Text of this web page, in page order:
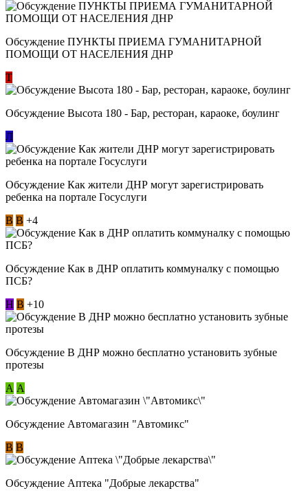
Обсуждение ​ПУНКТЫ ПРИЕМА ГУМАНИТАРНОЙ
ПОМОЩИ ОТ НАСЕЛЕНИЯ ДНР
Т
Обсуждение Высота 180 - Бар, ресторан, караоке, боулинг
Л
Обсуждение Как жители ДНР могут зарегистрировать
ребенка на портале Госуслуги
В В +4
Обсуждение Как в ДНР оплатить коммуналку с помощью
ПСБ?
Н В +10
Обсуждение В ДНР можно бесплатно установить зубные
протезы
А А
Обсуждение Автомагазин "Автомикс"
В В
Обсуждение Аптека "Добрые лекарства"